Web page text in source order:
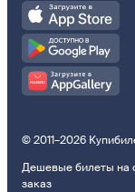
© 2011–2026
Дешевые билеты на
заказ